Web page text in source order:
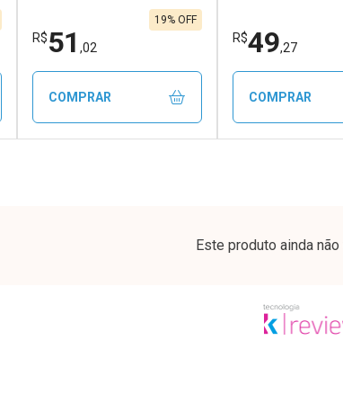
R$51 ,02
19% OFF
COMPRAR
R$49,27
COMPRAR
Este produto ainda